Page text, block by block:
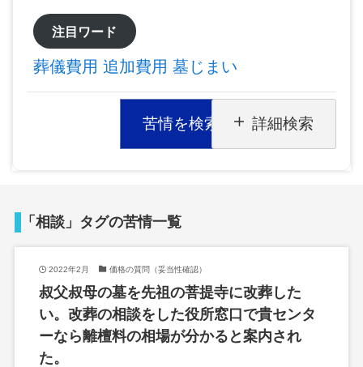
注目ワード
葬儀費用 追加費用 墓じまい
苦情を検索 詳細検索
「相談」タグの苦情一覧
2022年2月 価格の質問（妥当性確認）
叔父叔母の墓を先祖の菩提寺に改葬した
い。改葬の相談をした役所窓口で貴センタ
ーなら離檀料の相場が分かると案内され
た。